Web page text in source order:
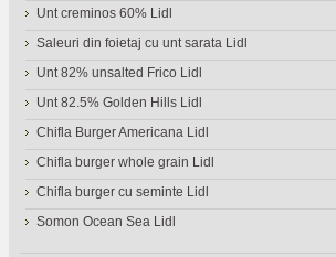
Unt creminos 60% Lidl
Saleuri din foietaj cu unt sarata Lidl
Unt 82% unsalted Frico Lidl
Unt 82.5% Golden Hills Lidl
Chifla Burger Americana Lidl
Chifla burger whole grain Lidl
Chifla burger cu seminte Lidl
Somon Ocean Sea Lidl